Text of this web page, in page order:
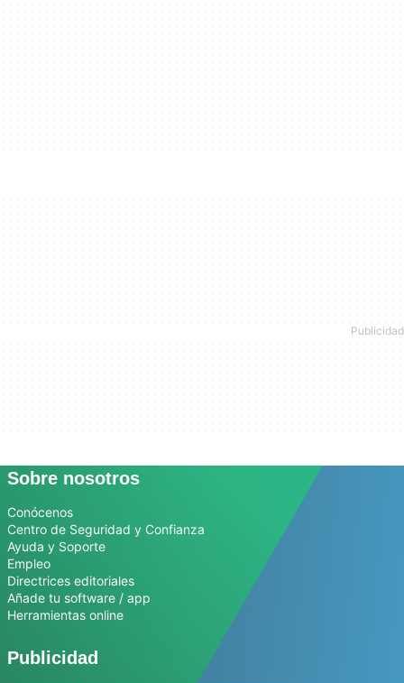
Sobre nosotros
Conócenos
Centro de Seguridad y Confianza
Ayuda y Soporte
Empleo
Directrices editoriales
Añade tu software / app
Herramientas online
Publicidad